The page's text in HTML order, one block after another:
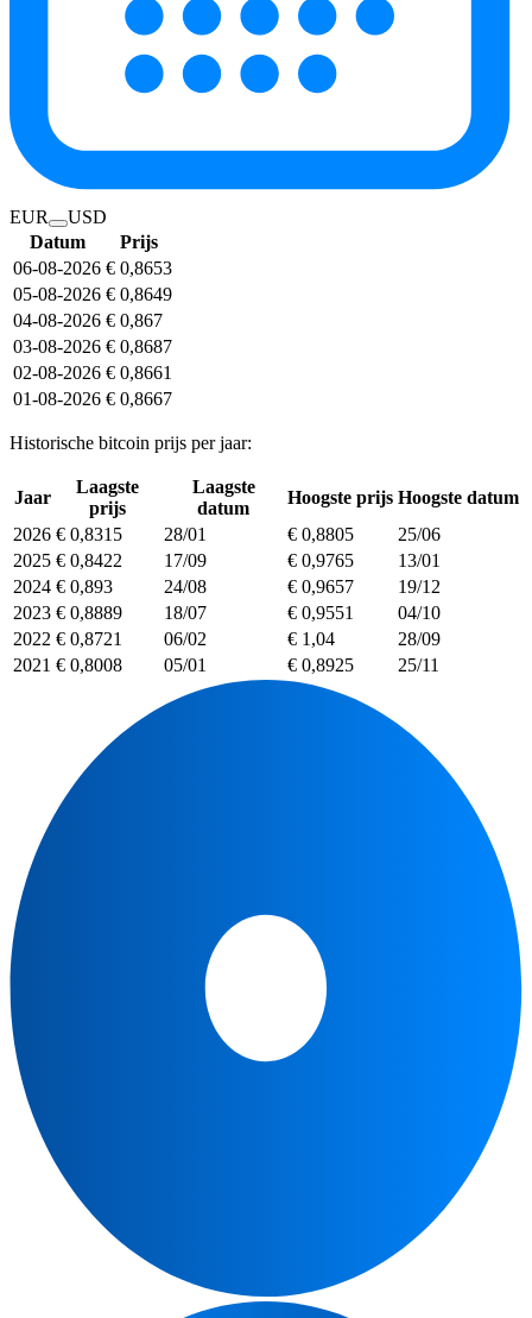
EUR
USD
Datum
Prijs
06-08-2026 € 0,8653
05-08-2026 € 0,8649
04-08-2026 € 0,867
03-08-2026 € 0,8687
02-08-2026 € 0,8661
01-08-2026 € 0,8667
Historische bitcoin prijs per jaar:
Jaar
Laagste
prijs
Laagste
datum
Hoogste prijs Hoogste datum
2026 € 0,8315 28/01 € 0,8805
25/06
2025 € 0,8422 17/09 € 0,9765
13/01
2024 € 0,893 24/08 € 0,9657
19/12
2023 € 0,8889 18/07 € 0,9551
04/10
2022 € 0,8721 06/02 € 1,04
28/09
2021 € 0,8008 05/01 € 0,8925 25/11